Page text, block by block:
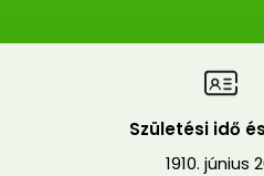
Születési idő
1910. június